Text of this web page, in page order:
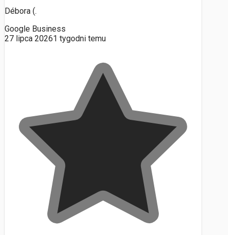
Débora (.
Google Business
27 lipca 20261 tygodni temu